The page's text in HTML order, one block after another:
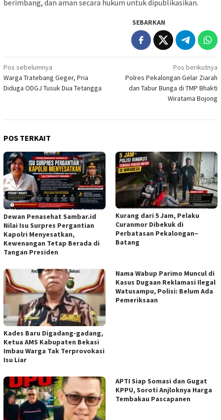
berimbang, dan aman secara hukum untuk dipublikasikan.
SEBARKAN
Navigasi
pos
Pos sebelumnya
Warga Tratebang Geger, Pria
Diduga ODGJ Tusuk Dua Tetangga
Pos berikutnya
Polres Pekalongan Gelar Ziarah
dan Tabur Bunga di TMP Bhakti
Wiratama Bojong
POS TERKAIT
Dewan Penasehat Sambar.id
Nilai Isu Surpres Pergantian
Kapolri Menyesatkan,
Kewenangan Tetap Berada di
Tangan Presiden
Kurang dari 5 Jam, Pelaku
Curanmor Dibekuk di
Perbatasan Pekalongan–
Batang
Kades Baru Digadang-gadang,
Ketua AMS Kabupaten Bekasi
Imbau Warga Tak Terprovokasi
Isu Liar
Nama Wabup Parimo Muncul di
Kasus Dugaan Reklamasi Ilegal
Watusampu, Polisi: Belum Ada
Pemeriksaan
APTI Siap Somasi dan Gugat
KPPU, Soroti Anjloknya Harga
Tembakau Pascapanen